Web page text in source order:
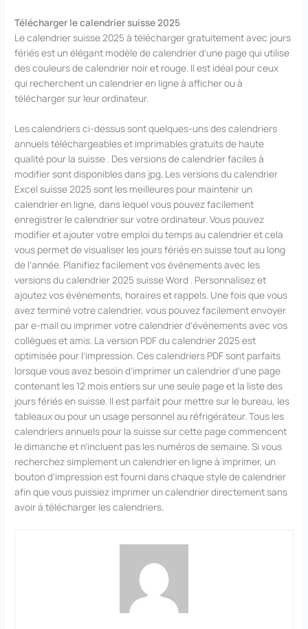
Télécharger le calendrier suisse 2025
Le calendrier suisse 2025 à télécharger gratuitement avec jours
fériés est un élégant modèle de calendrier d’une page qui utilise
des couleurs de calendrier noir et rouge. Il est idéal pour ceux
qui recherchent un calendrier en ligne à afficher ou à
télécharger sur leur ordinateur.
Les calendriers ci-dessus sont quelques-uns des calendriers
annuels téléchargeables et imprimables gratuits de haute
qualité pour la suisse . Des versions de calendrier faciles à
modifier sont disponibles dans jpg. Les versions du calendrier
Excel suisse 2025 sont les meilleures pour maintenir un
calendrier en ligne, dans lequel vous pouvez facilement
enregistrer le calendrier sur votre ordinateur. Vous pouvez
modifier et ajouter votre emploi du temps au calendrier et cela
vous permet de visualiser les jours fériés en suisse tout au long
de l’année. Planifiez facilement vos événements avec les
versions du calendrier 2025 suisse Word . Personnalisez et
ajoutez vos événements, horaires et rappels. Une fois que vous
avez terminé votre calendrier, vous pouvez facilement envoyer
par e-mail ou imprimer votre calendrier d’événements avec vos
collègues et amis. La version PDF du calendrier 2025 est
optimisée pour l’impression. Ces calendriers PDF sont parfaits
lorsque vous avez besoin d’imprimer un calendrier d’une page
contenant les 12 mois entiers sur une seule page et la liste des
jours fériés en suisse. Il est parfait pour mettre sur le bureau, les
tableaux ou pour un usage personnel au réfrigérateur. Tous les
calendriers annuels pour la suisse sur cette page commencent
le dimanche et n’incluent pas les numéros de semaine. Si vous
recherchez simplement un calendrier en ligne à imprimer, un
bouton d’impression est fourni dans chaque style de calendrier
afin que vous puissiez imprimer un calendrier directement sans
avoir à télécharger les calendriers.